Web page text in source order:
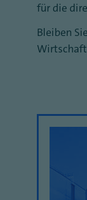
für die
Bleiben